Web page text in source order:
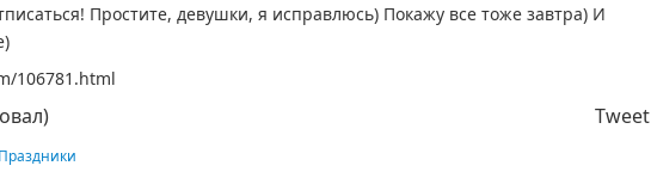
Простите, девушки, я исправлюсь) Покажу все тоже завтра) И
106781.html
Tweet
Праздники